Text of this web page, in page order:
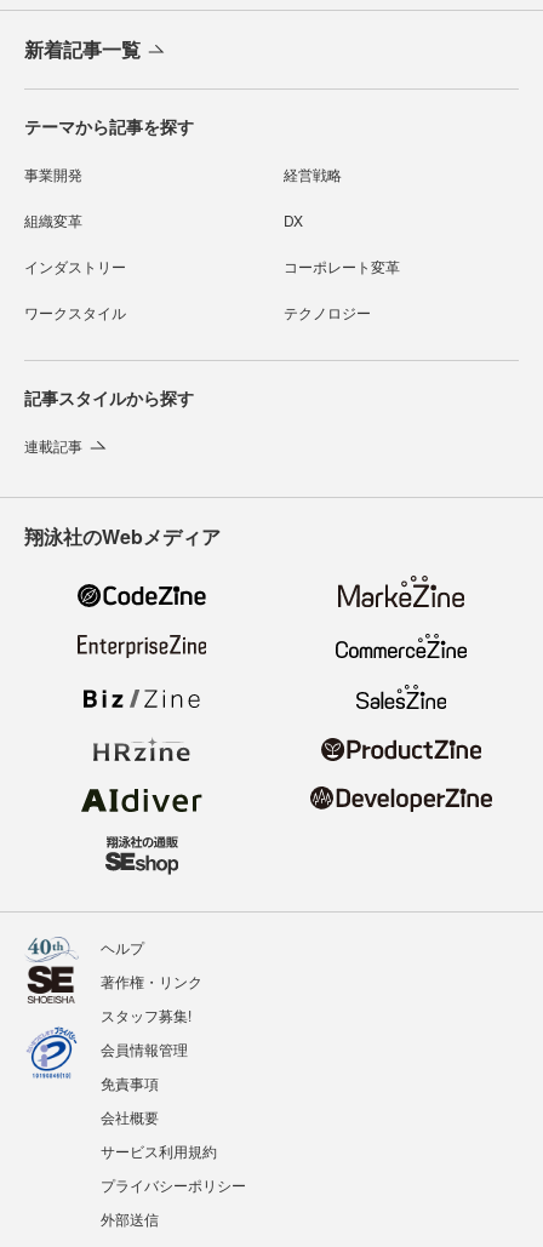
新着記事一覧
テーマから記事を探す
事業開発 経営戦略
組織変革 DX
インダストリー コーポレート変革
ワークスタイル テクノロジー
記事スタイルから探す
連載記事
翔泳社のWebメディア
ヘルプ
著作権・リンク
スタッフ募集!
会員情報管理
免責事項
会社概要
サービス利用規約
プライバシーポリシー
外部送信